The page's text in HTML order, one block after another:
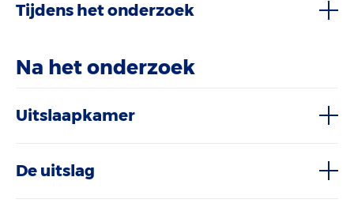
Tijdens het onderzoek
Na het onderzoek
Uitslaapkamer
De uitslag